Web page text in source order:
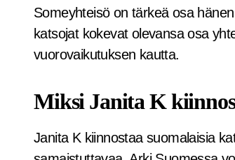
Someyhteisö on tärkeä osa
katsojat kokevat olevansa osa
vuorovaikutuksen kautta.
Miksi Janita K
Janita K kiinnostaa suomalaisia